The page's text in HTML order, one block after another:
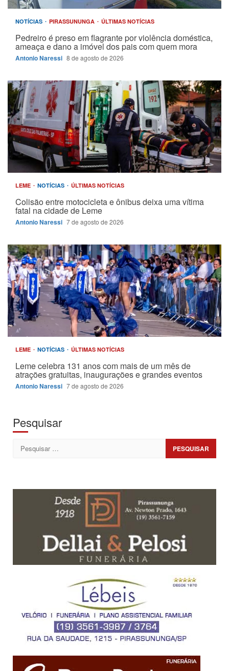
NOTÍCIAS PIRASSUNUNGA ÚLTIMAS NOTÍCIAS
Pedreiro é preso em flagrante por violência doméstica,
ameaça e dano a imóvel dos pais com quem mora
Antonio Naressi 8 de agosto de 2026
LEME NOTÍCIAS ÚLTIMAS NOTÍCIAS
Colisão entre motocicleta e ônibus deixa uma vítima
fatal na cidade de Leme
Antonio Naressi 7 de agosto de 2026
LEME NOTÍCIAS ÚLTIMAS NOTÍCIAS
Leme celebra 131 anos com mais de um mês de
atrações gratuitas, inaugurações e grandes eventos
Antonio Naressi 7 de agosto de 2026
Pesquisar
Pesquisar